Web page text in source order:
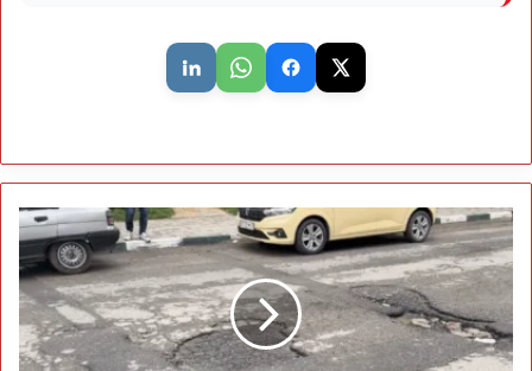
سلا
تغرق
في
الحفر
والظلام…
والساكنة